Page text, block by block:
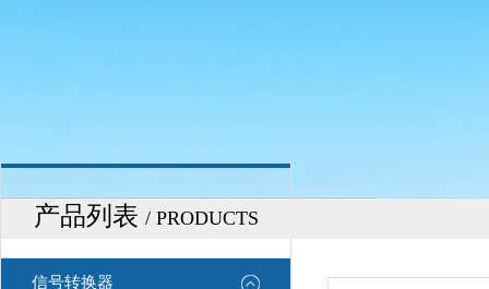
产品列表 / PRODUCTS
信号转换器